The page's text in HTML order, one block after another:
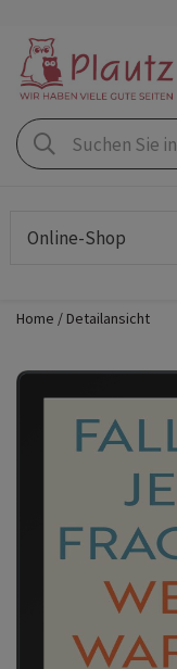
Online-Shop
Home Detailansicht